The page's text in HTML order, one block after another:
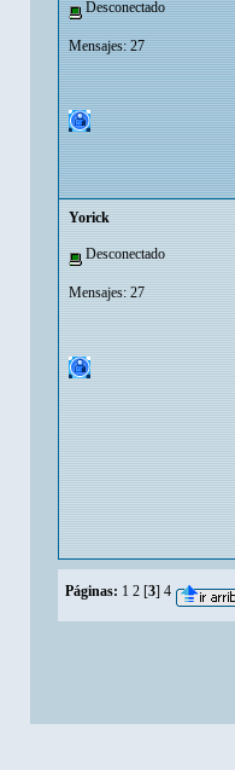
Desconectado
Mensajes: 27
Yorick
Desconectado
Mensajes: 27
Páginas: 1 2 [3] 4